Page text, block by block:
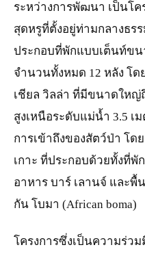
ระหว่างการพัฒนา เป็นโ
สุดหรูที่ตั้งอยู่ท่ามกลางธร
ประกอบที่พักแบบเต็นท์ข
จำนวนทั้งหมด 12 หลัง โด
เชียล วิลล่า ที่มีขนาดใหญ่
สูงเหนือระดับแม่น้ำ 3.5 เ
การเข้าถึงของสัตว์ป่า โด
เกาะ ที่ประกอบด้วยทั้งที่พั
อาหาร บาร์ เลานจ์ และ
กัน โบมา (African boma)
โครงการซึ่งเป็นความร่วม